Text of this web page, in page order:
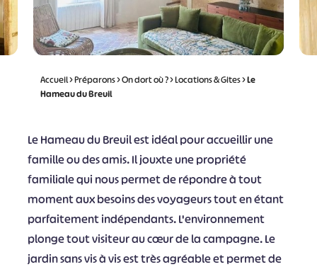
Accueil>Préparons>On dort où ?>Locations & Gites>Le
Hameau du Breuil
Le Hameau du Breuil est idéal pour accueillir une
famille ou des amis. Il jouxte une propriété
familiale qui nous permet de répondre à tout
moment aux besoins des voyageurs tout en étant
parfaitement indépendants. L'environnement
plonge tout visiteur au cœur de la campagne. Le
jardin sans vis à vis est très agréable et permet de